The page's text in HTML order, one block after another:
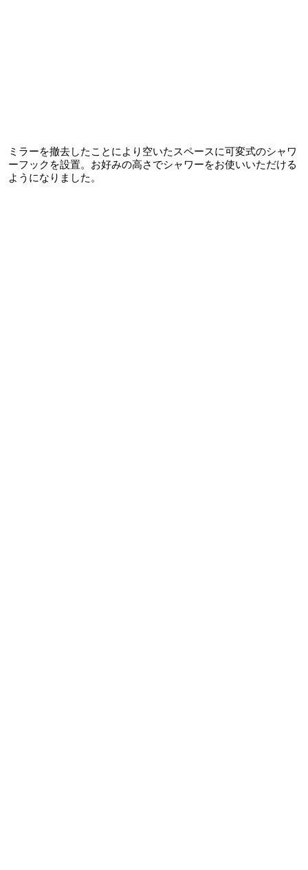
ミラーを撤去したことにより空いたスペースに可変式のシャワ
ーフックを設置。お好みの高さでシャワーをお使いいただける
ようになりました。